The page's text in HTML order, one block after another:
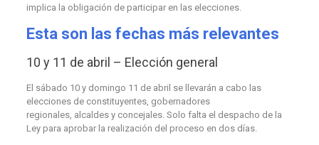
implica la obligación de participar en las elecciones.
Esta son las fechas más relevantes
10 y 11 de abril – Elección general
El sábado 10 y domingo 11 de abril se llevarán a cabo las
elecciones de constituyentes, gobernadores
regionales, alcaldes y concejales. Solo falta el despacho de la
Ley para aprobar la realización del proceso en dos días.